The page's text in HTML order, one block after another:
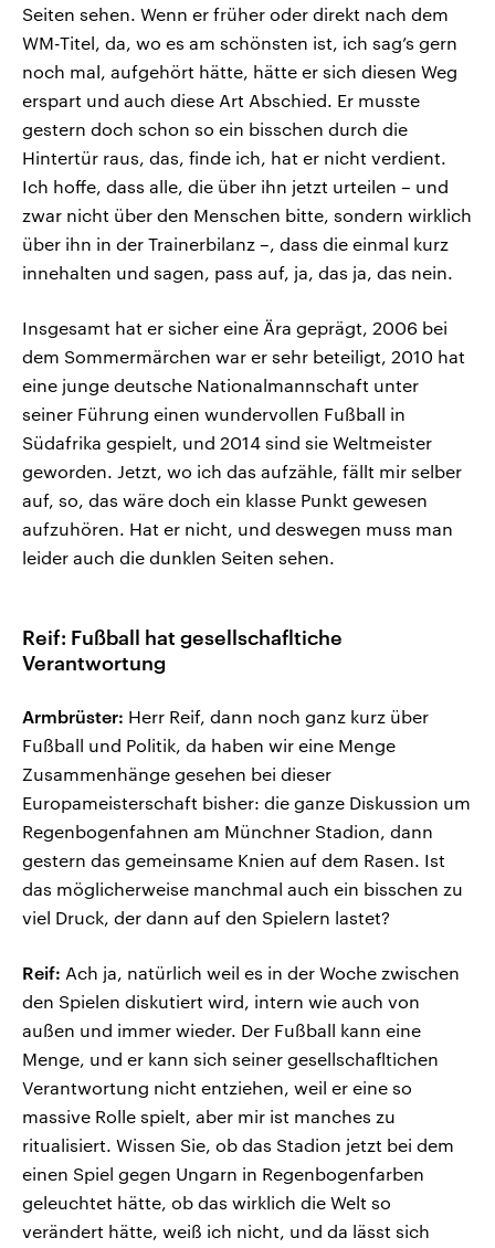
Seiten sehen. Wenn er früher oder direkt nach dem
WM-Titel, da, wo es am schönsten ist, ich sag’s gern
noch mal, aufgehört hätte, hätte er sich diesen Weg
erspart und auch diese Art Abschied. Er musste
gestern doch schon so ein bisschen durch die
Hintertür raus, das, finde ich, hat er nicht verdient.
Ich hoffe, dass alle, die über ihn jetzt urteilen – und
zwar nicht über den Menschen bitte, sondern wirklich
über ihn in der Trainerbilanz –, dass die einmal kurz
innehalten und sagen, pass auf, ja, das ja, das nein.
Insgesamt hat er sicher eine Ära geprägt, 2006 bei
dem Sommermärchen war er sehr beteiligt, 2010 hat
eine junge deutsche Nationalmannschaft unter
seiner Führung einen wundervollen Fußball in
Südafrika gespielt, und 2014 sind sie Weltmeister
geworden. Jetzt, wo ich das aufzähle, fällt mir selber
auf, so, das wäre doch ein klasse Punkt gewesen
aufzuhören. Hat er nicht, und deswegen muss man
leider auch die dunklen Seiten sehen.
Reif: Fußball hat gesellschafltiche
Verantwortung
Armbrüster: Herr Reif, dann noch ganz kurz über
Fußball und Politik, da haben wir eine Menge
Zusammenhänge gesehen bei dieser
Europameisterschaft bisher: die ganze Diskussion um
Regenbogenfahnen am Münchner Stadion, dann
gestern das gemeinsame Knien auf dem Rasen. Ist
das möglicherweise manchmal auch ein bisschen zu
viel Druck, der dann auf den Spielern lastet?
Reif: Ach ja, natürlich weil es in der Woche zwischen
den Spielen diskutiert wird, intern wie auch von
außen und immer wieder. Der Fußball kann eine
Menge, und er kann sich seiner gesellschafltichen
Verantwortung nicht entziehen, weil er eine so
massive Rolle spielt, aber mir ist manches zu
ritualisiert. Wissen Sie, ob das Stadion jetzt bei dem
einen Spiel gegen Ungarn in Regenbogenfarben
geleuchtet hätte, ob das wirklich die Welt so
verändert hätte, weiß ich nicht, und da lässt sich